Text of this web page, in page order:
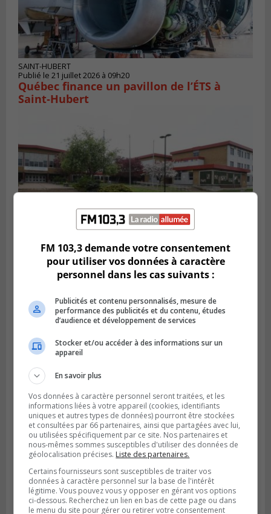
SAINT-HUBERT
Publié le 21 juillet 2026 à 09h20
Québec finance un pavillon de l’ÉTS à
Saint‑Hubert
LONGUEUIL
Publié le 18 juillet 2026 à 10h00
Deux projets scolaires pourront
Publié le 18 juillet 2026 à 07h58
Le parc Poly-aréna de Brossard va vibrer
en début août
FM 103,3 demande votre consentement
pour utiliser vos données à caractère
personnel dans les cas suivants :
Publicités et contenu personnalisés, mesure de
performance des publicités et du contenu, études
d’audience et développement de services
Stocker et/ou accéder à des informations sur un
appareil
En savoir plus
Vos données à caractère personnel seront traitées, et les
informations liées à votre appareil (cookies, identifiants
uniques et autres types de données) pourront être stockées
et consultées par 66 partenaires, ainsi que partagées avec lui,
ou utilisées spécifiquement par ce site. Nos partenaires et
nous-mêmes sommes susceptibles d'utiliser des données de
géolocalisation précises. Liste des partenaires.
Certains fournisseurs sont susceptibles de traiter vos
données à caractère personnel sur la base de l'intérêt
légitime. Vous pouvez vous y opposer en gérant vos options
ci-dessous. Recherchez un lien en bas de cette page ou dans
le menu du site pour gérer ou retirer votre consentement